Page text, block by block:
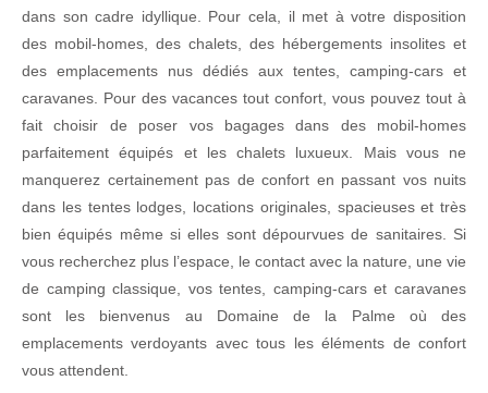
dans son cadre idyllique. Pour cela, il met à votre disposition
des mobil-homes, des chalets, des hébergements insolites et
des emplacements nus dédiés aux tentes, camping-cars et
caravanes. Pour des vacances tout confort, vous pouvez tout à
fait choisir de poser vos bagages dans des mobil-homes
parfaitement équipés et les chalets luxueux. Mais vous ne
manquerez certainement pas de confort en passant vos nuits
dans les tentes lodges, locations originales, spacieuses et très
bien équipés même si elles sont dépourvues de sanitaires. Si
vous recherchez plus l’espace, le contact avec la nature, une vie
de camping classique, vos tentes, camping-cars et caravanes
sont les bienvenus au Domaine de la Palme où des
emplacements verdoyants avec tous les éléments de confort
vous attendent.